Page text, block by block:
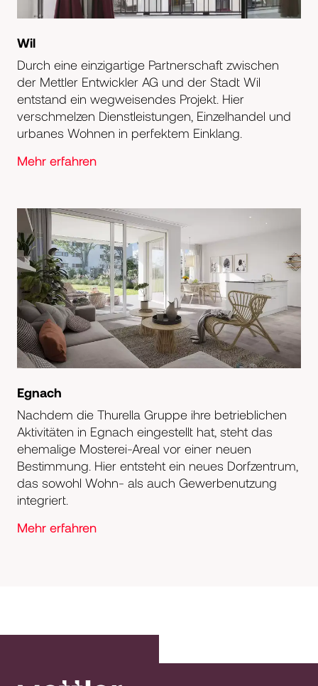
Wil
Durch eine einzigartige Partnerschaft zwischen
der Mettler Entwickler AG und der Stadt Wil
entstand ein wegweisendes Projekt. Hier
verschmelzen Dienstleistungen, Einzelhandel und
urbanes Wohnen in perfektem Einklang.
Mehr erfahren
Egnach
Nachdem die Thurella Gruppe ihre betrieblichen
Aktivitäten in Egnach eingestellt hat, steht das
ehemalige Mosterei-Areal vor einer neuen
Bestimmung. Hier entsteht ein neues Dorfzentrum,
das sowohl Wohn- als auch Gewerbenutzung
integriert.
Mehr erfahren